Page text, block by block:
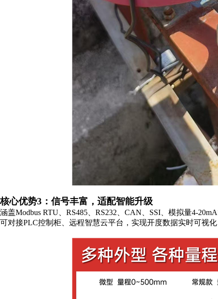
核心优势3：信号丰富，适配智能升级
涵盖Modbus RTU、RS485、RS232、CAN、SSI、模拟量4-
可对接PLC控制柜、远程智慧云平台，实现开度数据实时可视